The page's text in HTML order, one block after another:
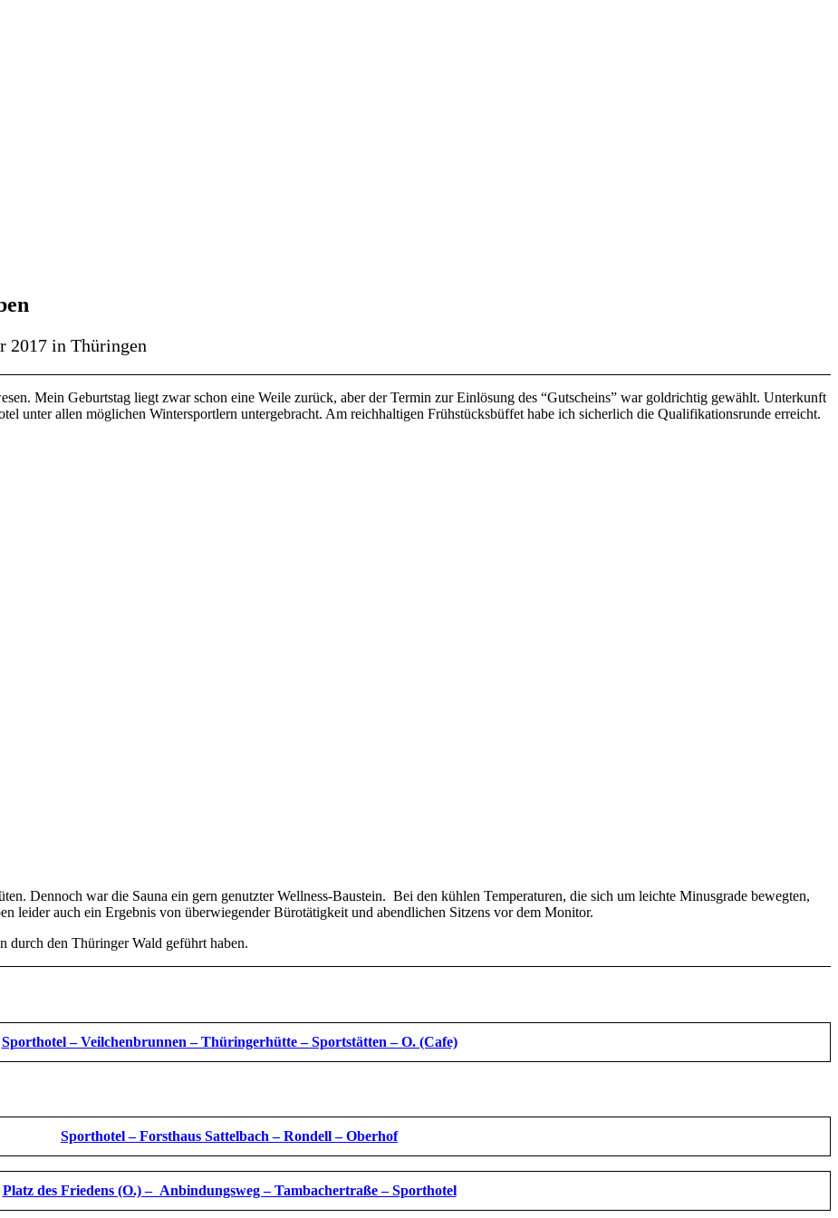
2017 in Thüringen
Mein Geburtstag liegt zwar schon eine Weile zurück, aber der Termin zur Einlösung des “Gutscheins” war goldrichtig gewählt. Unterkunft
unter allen möglichen Wintersportlern untergebracht. Am reichhaltigen Frühstücksbüffet habe ich sicherlich die Qualifikationsrunde erreicht.
Dennoch war die Sauna ein gern genutzter Wellness-Baustein. Bei den kühlen Temperaturen, die sich um leichte Minusgrade bewegten,
leider auch ein Ergebnis von überwiegender Bürotätigkeit und abendlichen Sitzens vor dem Monitor.
durch den Thüringer Wald geführt haben.
Sporthotel – Veilchenbrunnen – Thüringerhütte – Sportstätten – O. (Cafe)
Sporthotel – Forsthaus Sattelbach – Rondell – Oberhof
Platz des Friedens (O.) – Anbindungsweg – Tambachertraße – Sporthotel